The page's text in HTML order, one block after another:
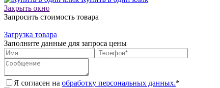
Закрыть окно
Запросить стоимость товара
Загрузка товара
Заполните данные для запроса цены
Я согласен на обработку персональных данных.*